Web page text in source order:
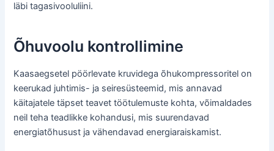
läbi tagasivooluliini.
Õhuvoolu kontrollimine
Kaasaegsetel pöörlevate kruvidega õhukompressoritel on
keerukad juhtimis- ja seiresüsteemid, mis annavad
käitajatele täpset teavet töötulemuste kohta, võimaldades
neil teha teadlikke kohandusi, mis suurendavad
energiatõhusust ja vähendavad energiaraiskamist.